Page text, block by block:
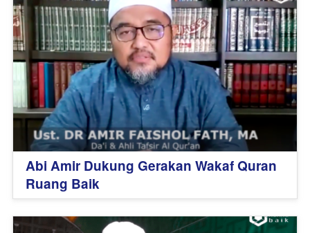
Abi Amir Dukung Gerakan Wakaf Quran
Ruang Baik